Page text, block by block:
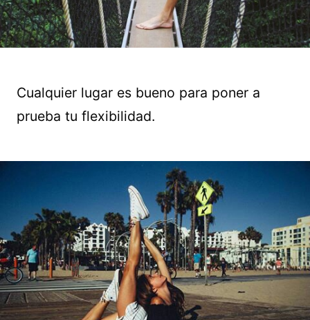
Cualquier lugar es bueno para poner a
prueba tu flexibilidad.